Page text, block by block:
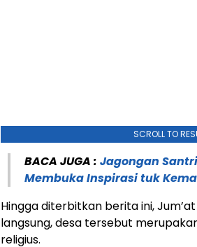
SCROLL TO
BACA JUGA : Jagongan
Membuka Inspirasi tuk
Hingga diterbitkan berita ini,
langsung, desa tersebut
religius.